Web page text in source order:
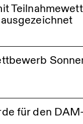
Offenburg
für den